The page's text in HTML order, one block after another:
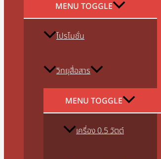
MENU TOGGLE
โปรโมชั่น
วิทยุสื่อสาร
MENU TOGGLE
เครื่อง 0.5 วัตต์